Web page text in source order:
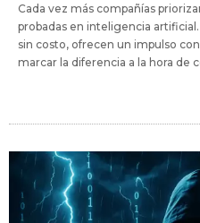
Cada vez más compañías
probadas en inteligencia
sin costo, ofrecen un impulso
marcar la diferencia a la hora de